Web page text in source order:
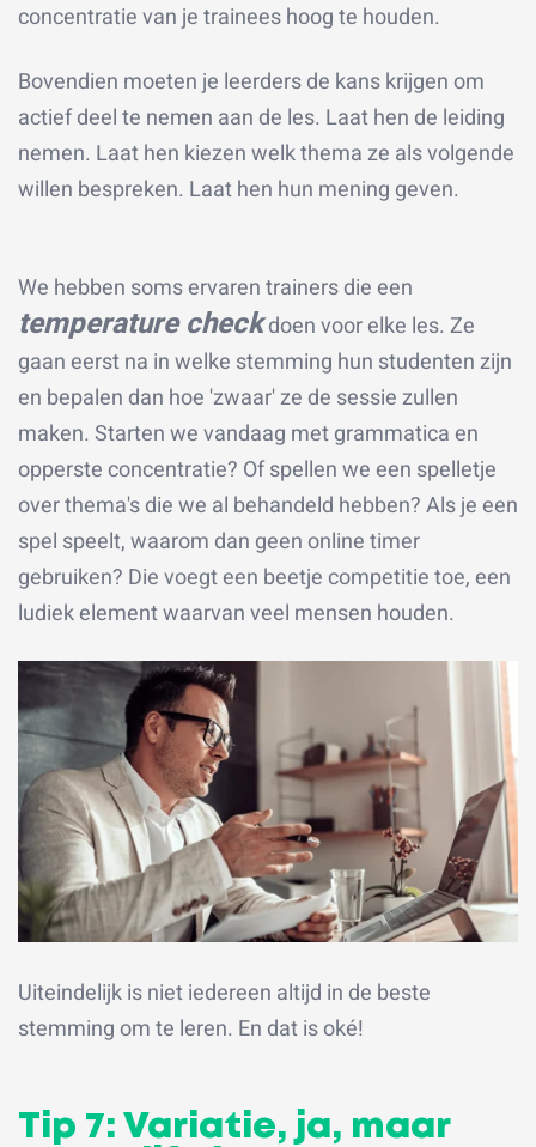
concentratie van je trainees hoog te houden.
Bovendien moeten je leerders de kans krijgen om
actief deel te nemen aan de les. Laat hen de leiding
nemen. Laat hen kiezen welk thema ze als volgende
willen bespreken. Laat hen hun mening geven.
We hebben soms ervaren trainers die een
temperature checkdoen voor elke les. Ze
gaan eerst na in welke stemming hun studenten zijn
en bepalen dan hoe 'zwaar' ze de sessie zullen
maken. Starten we vandaag met grammatica en
opperste concentratie? Of spellen we een spelletje
over thema's die we al behandeld hebben? Als je een
spel speelt, waarom dan geen online timer
gebruiken? Die voegt een beetje competitie toe, een
ludiek element waarvan veel mensen houden.
Uiteindelijk is niet iedereen altijd in de beste
stemming om te leren. En dat is oké!
Tip 7: Variatie, ja, maar